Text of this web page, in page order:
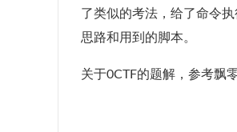
了类似的考法，给了命令
思路和用到的脚本。
关于0CTF的题解，参考飘